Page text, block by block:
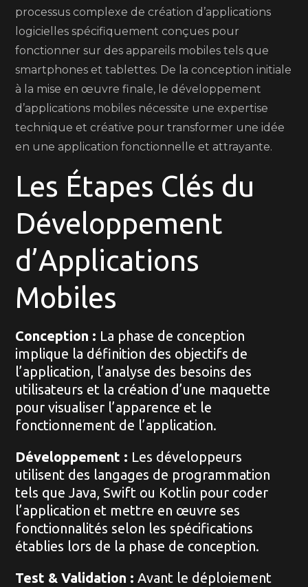
processus complexe de création d’applications
logicielles spécifiquement conçues pour
fonctionner sur des appareils mobiles tels que
smartphones et tablettes. De la conception initiale
à la mise en œuvre finale, le développement
d’applications mobiles nécessite une expertise
technique et créative pour transformer une idée
en une application fonctionnelle et attrayante.
Les Étapes Clés du
Développement
d’Applications
Mobiles
Conception : La phase de conception
implique la définition des objectifs de
l’application, l’analyse des besoins des
utilisateurs et la création d’une maquette
pour visualiser l’apparence et le
fonctionnement de l’application.
Développement : Les développeurs
utilisent des langages de programmation
tels que Java, Swift ou Kotlin pour coder
l’application et mettre en œuvre ses
fonctionnalités selon les spécifications
établies lors de la phase de conception.
Test & Validation : Avant le déploiement